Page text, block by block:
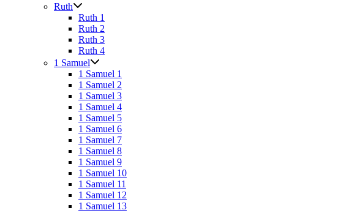
Ruth
Ruth 1
Ruth 2
Ruth 3
Ruth 4
1 Samuel
1 Samuel 1
1 Samuel 2
1 Samuel 3
1 Samuel 4
1 Samuel 5
1 Samuel 6
1 Samuel 7
1 Samuel 8
1 Samuel 9
1 Samuel 10
1 Samuel 11
1 Samuel 12
1 Samuel 13